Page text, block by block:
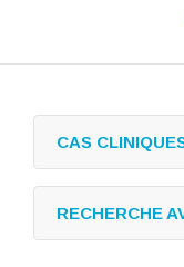
CAS
RECHERCHE